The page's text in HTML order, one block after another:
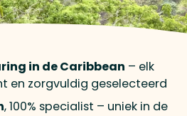
in de Caribbean – elk
en zorgvuldig geselecteerd
, 100% specialist – uniek in de